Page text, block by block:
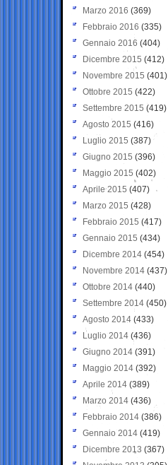
Marzo 2016 (369)
Febbraio 2016 (335)
Gennaio 2016 (404)
Dicembre 2015 (412)
Novembre 2015 (401)
Ottobre 2015 (422)
Settembre 2015 (419)
Agosto 2015 (416)
Luglio 2015 (387)
Giugno 2015 (396)
Maggio 2015 (402)
Aprile 2015 (407)
Marzo 2015 (428)
Febbraio 2015 (417)
Gennaio 2015 (434)
Dicembre 2014 (454)
Novembre 2014 (437)
Ottobre 2014 (440)
Settembre 2014 (450)
Agosto 2014 (433)
Luglio 2014 (436)
Giugno 2014 (391)
Maggio 2014 (392)
Aprile 2014 (389)
Marzo 2014 (436)
Febbraio 2014 (386)
Gennaio 2014 (419)
Dicembre 2013 (367)